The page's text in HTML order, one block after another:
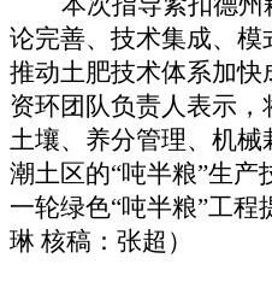
论完善、技术集成、
推动土肥技术体系加
资环团队负责人表示
土壤、养分管理、机
潮土区的“吨半粮”生产
一轮绿色“吨半粮”工程
琳 核稿：张超 ）